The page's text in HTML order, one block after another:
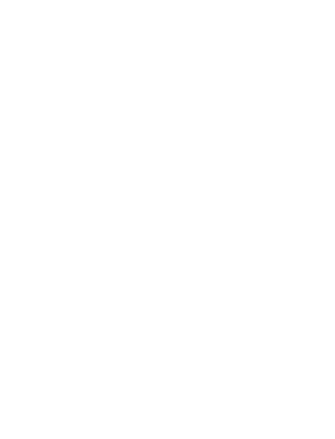
it on through the official route via